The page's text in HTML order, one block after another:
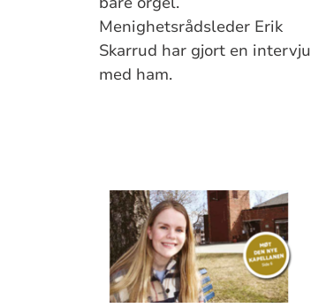
Menighetsrådsleder Erik
Skarrud har gjort en intervju
med ham.